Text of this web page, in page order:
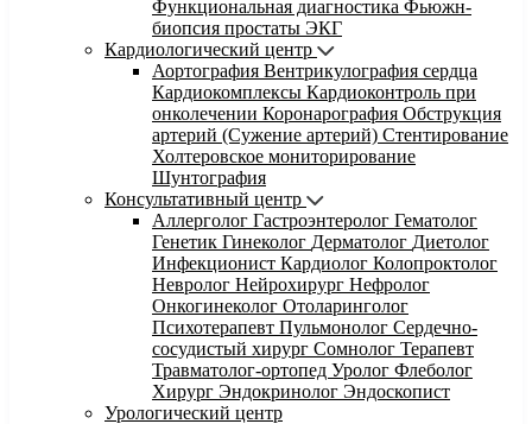
Функциональная диагностика Фьюжн-
биопсия простаты ЭКГ
Кардиологический центр
Аортография Вентрикулография сердца
Кардиокомплексы Кардиоконтроль при
онколечении Коронарография Обструкция
артерий (Сужение артерий) Стентирование
Холтеровское мониторирование
Шунтография
Консультативный центр
Аллерголог Гастроэнтеролог Гематолог
Генетик Гинеколог Дерматолог Диетолог
Инфекционист Кардиолог Колопроктолог
Невролог Нейрохирург Нефролог
Онкогинеколог Отоларинголог
Психотерапевт Пульмонолог Сердечно-
сосудистый хирург Сомнолог Терапевт
Травматолог-ортопед Уролог Флеболог
Хирург Эндокринолог Эндоскопист
Урологический центр